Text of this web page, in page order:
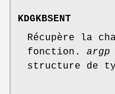
KDGKBSENT
Récupère la
fonction. argp
structure de